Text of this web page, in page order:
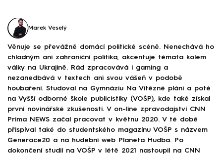
Marek Veselý
Věnuje se převážně domácí politické scéně. Nenechává ho
chladným ani zahraniční politika, akcentuje témata kolem
války na Ukrajině. Rád zpracovává i gaming a
nezanedbává v textech ani svou vášeň v podobě
houbaření. Studoval na Gymnáziu Na Vítězné pláni a poté
na Vyšší odborné škole publicistiky (VOŠP), kde také získal
první novinářské zkušenosti. V on-line zpravodajství CNN
Prima NEWS začal pracovat v květnu 2020. V té době
přispíval také do studentského magazínu VOŠP s názvem
Generace20 a na hudební web Planeta Hudba. Po
dokončení studií na VOŠP v létě 2021 nastoupil na CNN